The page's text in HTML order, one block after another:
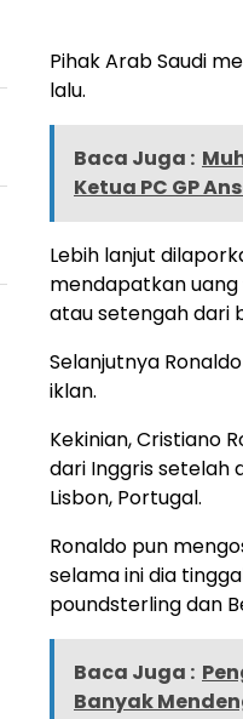
Pihak Arab Saudi
lalu.
Baca Juga :
Ketua PC GP
Lebih lanjut
mendapatkan
atau setengah dari
Selanjutnya
iklan.
Kekinian, Cristiano
dari Inggris setelah
Lisbon, Portugal.
Ronaldo pun
selama ini dia
poundsterling dan
Baca Juga :
Banyak